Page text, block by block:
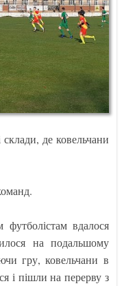
де ковельчани
вдалося
на подальшому
гру, ковельчани в
і пішли на перерву з